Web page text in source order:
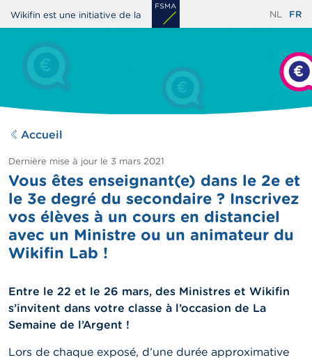
Aller
au
principal
Wikifin est une initiative de la NL FR
Accueil
Dernière mise à jour le 3 mars 2021
Vous êtes enseignant(e) dans le 2e et
le 3e degré du secondaire ? Inscrivez
vos élèves à un cours en distanciel
avec un Ministre ou un animateur du
Wikifin Lab !
Entre le 22 et le 26 mars, des Ministres et Wikifin
s’invitent dans votre classe à l’occasion de La
Semaine de l’Argent !
Lors de chaque exposé, d’une durée approximative